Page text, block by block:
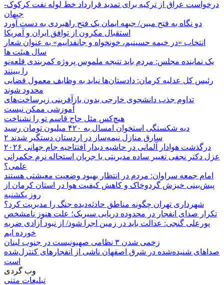
درخواست عراق از ترکیه برای تمدید قرارداد خط لوله نفت کرکوک-
جیهان
دو نگاه به فتح مبین/ جبهه ایمان یک فتح راهبردی به دست آورد
استقبال مکرون از توافق ایران و آمریکا
انتخاب «در خیمه حسینیم، خونخواه و جانفداییم» به عنوان شعار
سال هیئت ها
یک نماینده مجلس: مردم باید نتیجه ملموس پروژه کمربندی قلعه‌نو
را ببینند
رئیس کل عدلیه کرمان: دادستان‌ها نباید به وظایف معمول قضایی
محدود شوند
تداوم جذب دانشجوی خارجی بدون بازآفرینی زیرساخت‌های
آموزشی ممکن نیست
هیچ‌کس مثل حاج قاسم تو را نشناخت
دیه شکستگی استخوان امسال به ۴۲۰ میلیون تومان رسید
۲ سارق منازل نیمه‌ساز در اردستان دستگیر شدند
درگذشت هوادار آلمانی در حاشیه دیدار افتتاحیه جام جهانی ۲۰۲۶
عزل دکتر نجفی تغییر ساده مدیریتی یا جریان استحاله نرم حکمرانی
علمی؟
امام جمعه سراوان: مردم در انتظار بهبود وضعیت معیشتی هستند
پیش‌بینی خیزش گردوخاک و کاهش کیفیت هوا در استان کرمان از
روز یکشنبه
شهرداری تهران چگونه مناطق حادثه‌دیده جنگ را مدیریت کرد؟
تکرار صدای انفجار در محدوده دریایی سیریک؛ علت هنوز نامشخص
پورعلی گنجی: عدالت باید در زمین اجرا شود/ از نبود آزادی ضربه
خورده ایم
زخمی شدن ۳ نظامی صهیونیست در جنوب لبنان
صداهای شنیده‌شده در شرق اصفهان ناشی از انفجارهای کنترل‌شده
است
وب گردی
تبلیغات متنی